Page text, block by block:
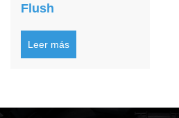
Flush
Leer más